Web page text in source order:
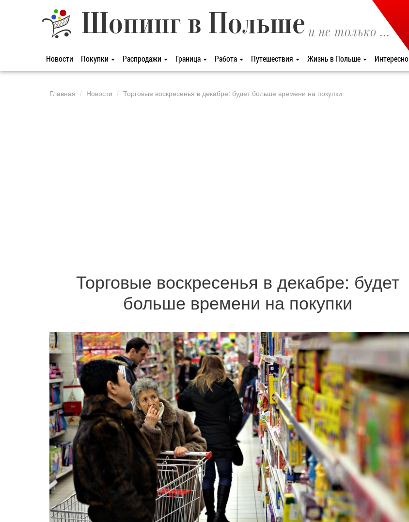
Шопинг в Польше и не только ...
Новости Покупки Распродажи Граница Работа Путешествия Жизнь в Польше Интересно
Главная Новости Торговые воскресенья в декабре: будет больше времени на покупки
Торговые воскресенья в декабре: будет
больше времени на покупки